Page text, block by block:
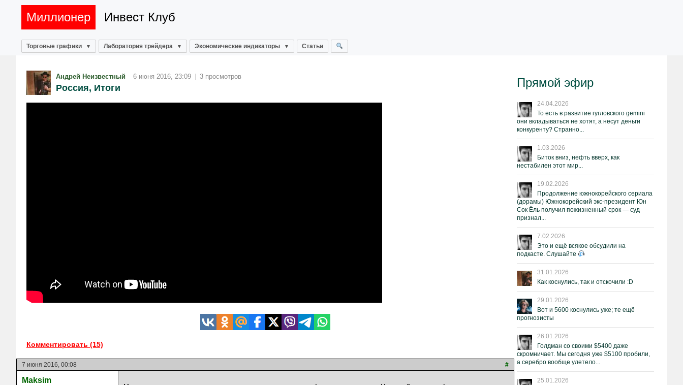
Миллионер Инвест Клуб
Торговые графики Лаборатория трейдера Экономические индикаторы Статьи
Андрей Неизвестный 6 июня 2016, 23:09 | 3 просмотров
Россия, Итоги
Комментировать (15)
7 июня 2016, 00:08 #
Maksim
Прямой эфир
24.04.2026
То есть в развитие гугловского gemini
они вкладываться не хотят, а несут деньги
конкуренту? Странно...
1.03.2026
Биток вниз, нефть вверх, как
нестабилен этот мир...
19.02.2026
Продолжение южнокорейского сериала
(дорамы) Южнокорейский экс-президент Юн
Сок Ёль получил пожизненный срок — суд
признал...
7.02.2026
Это и ещё всякое обсудили на
подкасте. Слушайте
31.01.2026
Как коснулись, так и отскочили :D
29.01.2026
Вот и 5600 коснулись уже; те ещё
прогнозисты
26.01.2026
Голдман со своими $5400 даже
скромничает. Мы сегодня уже $5100 пробили,
а серебро вообще улетело...
25.01.2026